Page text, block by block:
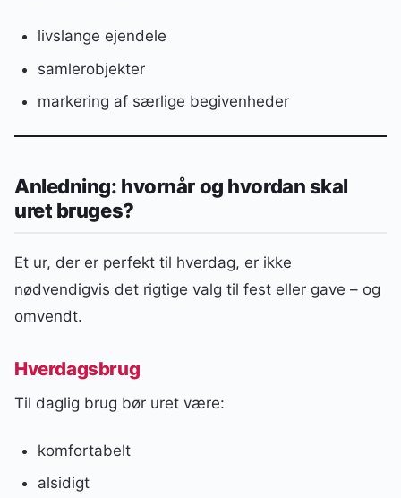
livslange ejendele
samlerobjekter
markering af særlige begivenheder
Anledning: hvornår og hvordan skal
uret bruges?
Et ur, der er perfekt til hverdag, er ikke
nødvendigvis det rigtige valg til fest eller gave – og
omvendt.
Hverdagsbrug
Til daglig brug bør uret være:
komfortabelt
alsidigt